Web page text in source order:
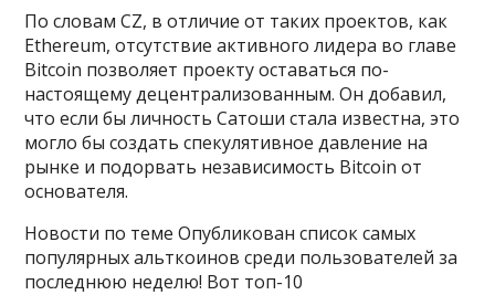
По словам CZ, в отличие от таких проектов, как
Ethereum, отсутствие активного лидера во главе
Bitcoin позволяет проекту оставаться по-
настоящему децентрализованным. Он добавил,
что если бы личность Сатоши стала известна, это
могло бы создать спекулятивное давление на
рынке и подорвать независимость Bitcoin от
основателя.
Новости по теме Опубликован список самых
популярных альткоинов среди пользователей за
последнюю неделю! Вот топ-10